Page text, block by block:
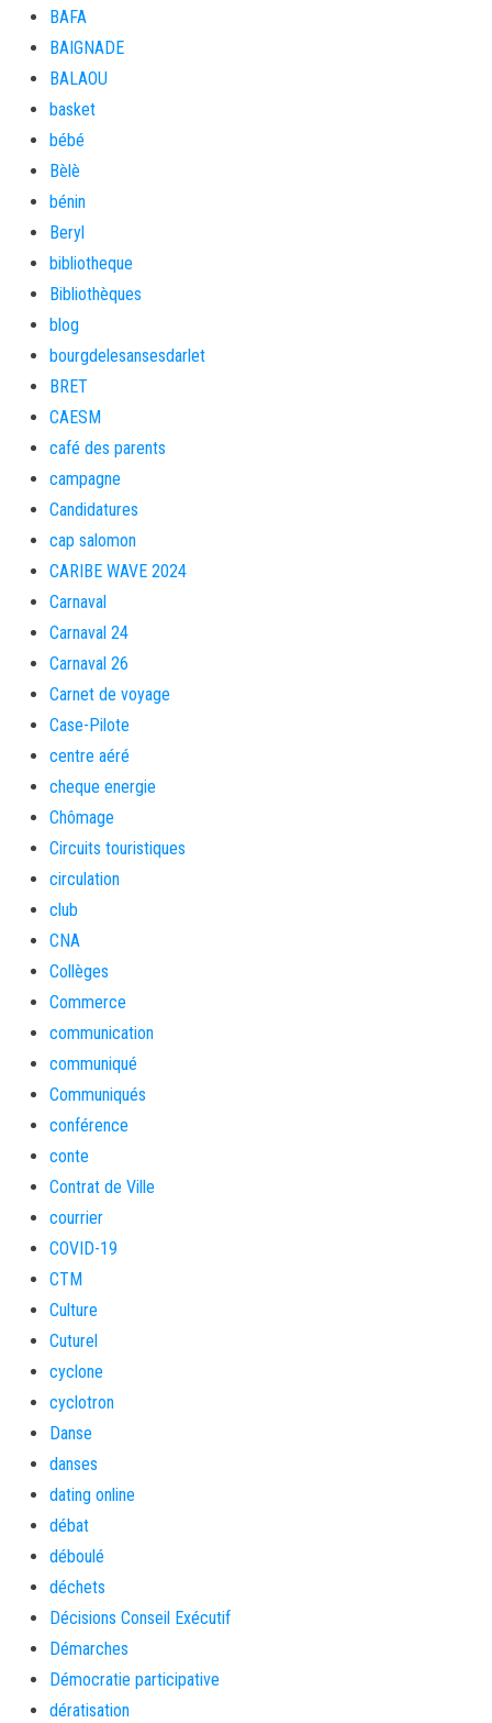
BAFA
BAIGNADE
BALAOU
basket
bébé
Bèlè
bénin
Beryl
bibliotheque
Bibliothèques
blog
bourgdelesansesdarlet
BRET
CAESM
café des parents
campagne
Candidatures
cap salomon
CARIBE WAVE 2024
Carnaval
Carnaval 24
Carnaval 26
Carnet de voyage
Case-Pilote
centre aéré
cheque energie
Chômage
Circuits touristiques
circulation
club
CNA
Collèges
Commerce
communication
communiqué
Communiqués
conférence
conte
Contrat de Ville
courrier
COVID-19
CTM
Culture
Cuturel
cyclone
cyclotron
Danse
danses
dating online
débat
déboulé
déchets
Décisions Conseil Exécutif
Démarches
Démocratie participative
dératisation